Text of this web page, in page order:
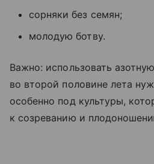
сорняки без семян;
молодую ботву.
Важно: использовать
во второй половине лета
особенно под культуры,
к созреванию и